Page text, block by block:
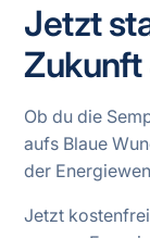
Jetzt
Zukunft
Ob du die
aufs Blaue
der
Jetzt